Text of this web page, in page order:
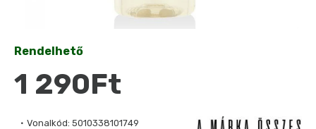
Vonalkód: 5010338101749
Rendelhető
1 290Ft